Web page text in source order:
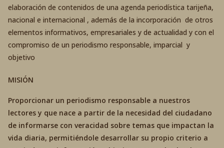
elaboración de contenidos de una agenda periodística tarijeña,
nacional e internacional , además de la incorporación de otros
elementos informativos, empresariales y de actualidad y con el
compromiso de un periodismo responsable, imparcial y
objetivo
MISIÓN
Proporcionar un periodismo responsable a nuestros
lectores y que nace a partir de la necesidad del ciudadano
de informarse con veracidad sobre temas que impactan la
vida diaria, permitiéndole desarrollar su propio criterio a